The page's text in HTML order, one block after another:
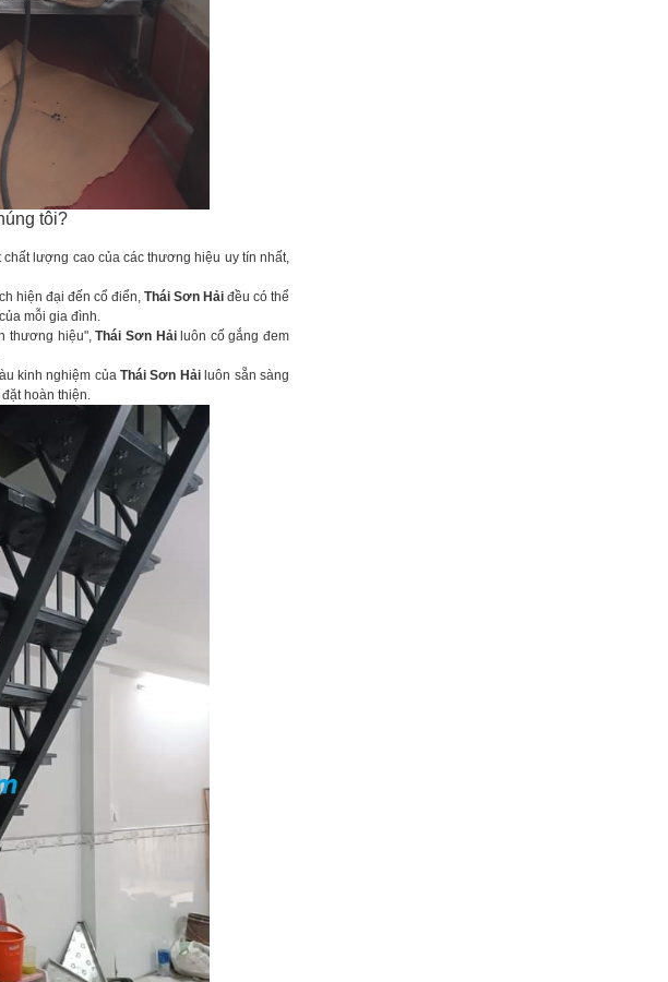
tôi?
lượng cao của các thương hiệu uy tín nhất,
hiện đại đến cổ điển, Thái Sơn Hải đều có thể
mỗi gia đình.
thương hiệu",Thái Sơn Hảiluôn cố gắng đem
kinh nghiệm củaThái Sơn Hảiluôn sẵn sàng
hoàn thiện.